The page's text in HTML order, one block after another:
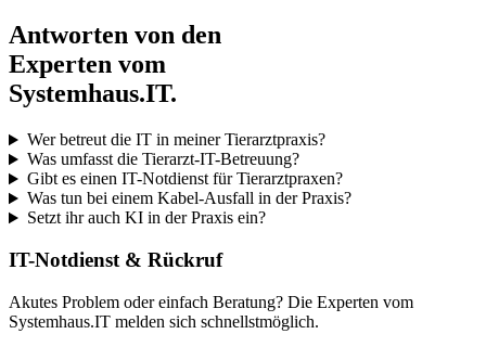
Antworten von den
Experten vom
Systemhaus.IT.
Wer betreut die IT in meiner Tierarztpraxis?
Was umfasst die Tierarzt-IT-Betreuung?
Gibt es einen IT-Notdienst für Tierarztpraxen?
Was tun bei einem Kabel-Ausfall in der Praxis?
Setzt ihr auch KI in der Praxis ein?
IT-Notdienst & Rückruf
Akutes Problem oder einfach Beratung? Die Experten vom
Systemhaus.IT melden sich schnellstmöglich.